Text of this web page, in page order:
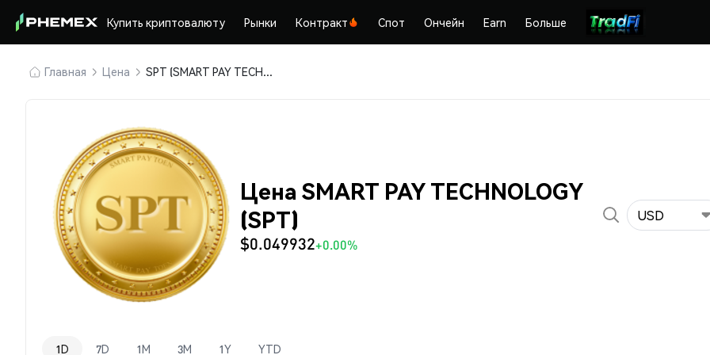
Купить криптовалюту Рынки Контракт Спот Ончейн Earn Больше
Главная Цена SPT (SMART PAY TECHNOLOGY)
Цена SMART PAY TECHNOLOGY
(SPT)
$0.049932+0.00%
USD
1D 7D 1M 3M 1Y YTD